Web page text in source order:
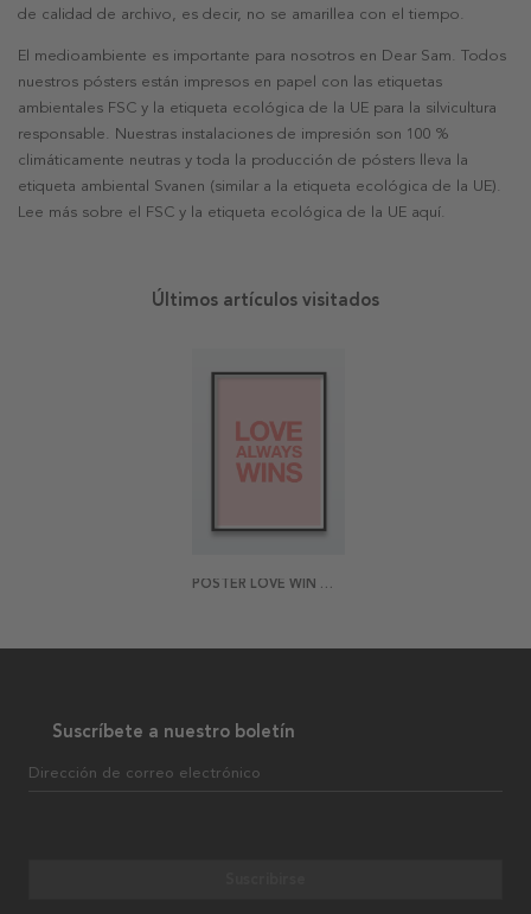
de calidad de archivo, es decir, no se amarillea con el tiempo.
El medioambiente es importante para nosotros en Dear Sam. Todos
nuestros pósters están impresos en papel con las etiquetas
ambientales FSC y la etiqueta ecológica de la UE para la silvicultura
responsable. Nuestras instalaciones de impresión son 100 %
climáticamente neutras y toda la producción de pósters lleva la
etiqueta ambiental Svanen (similar a la etiqueta ecológica de la UE).
Lee más sobre el FSC y la etiqueta ecológica de la UE aquí.
Últimos artículos visitados
POSTER LOVE WIN WIN
Suscríbete a nuestro boletín
Dirección de correo electrónico